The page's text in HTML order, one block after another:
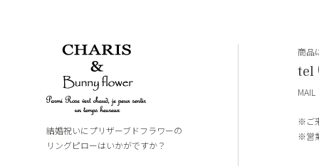
結婚祝いにプリザーブドフラワーの
リングピローはいかがですか？
商品
tel
※ご
※営